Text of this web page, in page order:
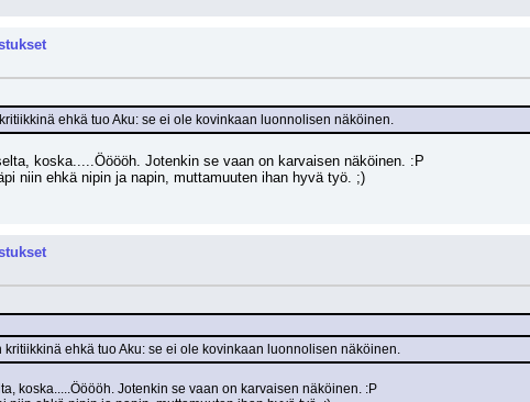
ehkä tuo Aku: se ei ole kovinkaan luonnolisen näköinen.
koska.....Ööööh. Jotenkin se vaan on karvaisen näköinen. :P
niin ehkä nipin ja napin, muttamuuten ihan hyvä työ. ;)
ehkä tuo Aku: se ei ole kovinkaan luonnolisen näköinen.
koska.....Ööööh. Jotenkin se vaan on karvaisen näköinen. :P